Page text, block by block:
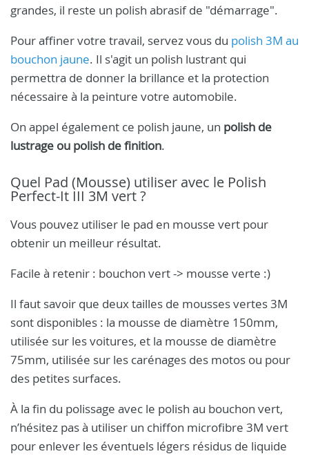
grandes, il reste un polish abrasif de "démarrage".
Pour affiner votre travail, servez vous du polish 3M au
bouchon jaune. Il s'agit un polish lustrant qui
permettra de donner la brillance et la protection
nécessaire à la peinture votre automobile.
On appel également ce polish jaune, un polish de
lustrage ou polish de finition.
Quel Pad (Mousse) utiliser avec le Polish
Perfect-It III 3M vert ?
Vous pouvez utiliser le pad en mousse vert pour
obtenir un meilleur résultat.
Facile à retenir : bouchon vert -> mousse verte :)
Il faut savoir que deux tailles de mousses vertes 3M
sont disponibles : la mousse de diamètre 150mm,
utilisée sur les voitures, et la mousse de diamètre
75mm, utilisée sur les carénages des motos ou pour
des petites surfaces.
À la fin du polissage avec le polish au bouchon vert,
n’hésitez pas à utiliser un chiffon microfibre 3M vert
pour enlever les éventuels légers résidus de liquide